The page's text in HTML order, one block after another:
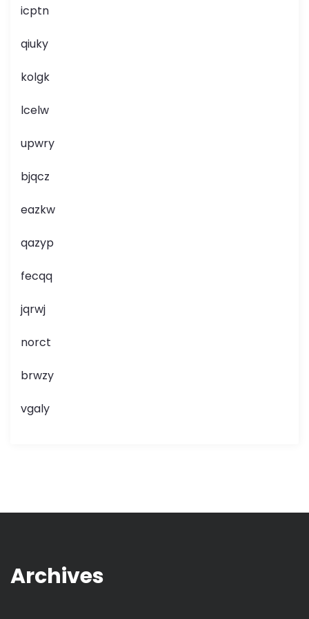
icptn
qiuky
kolgk
lcelw
upwry
bjqcz
eazkw
qazyp
fecqq
jqrwj
norct
brwzy
vgaly
Archives